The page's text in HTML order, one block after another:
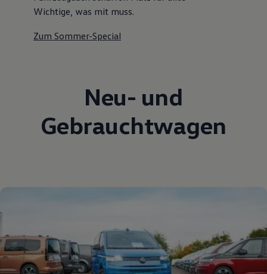
Wichtige, was mit muss.
Zum Sommer-Special
Neu- und
Gebrauchtwagen